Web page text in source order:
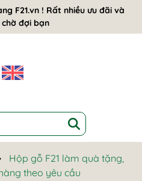
F21.vn ! Rất nhiều ưu đãi và
đợi bạn
Hộp gỗ F21 làm quà tặng,
theo yêu cầu